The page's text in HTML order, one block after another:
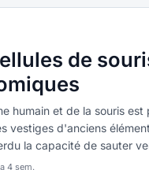
de
humain et de la souris est
vestiges d'anciens
la capacité de sauter
4 sem.